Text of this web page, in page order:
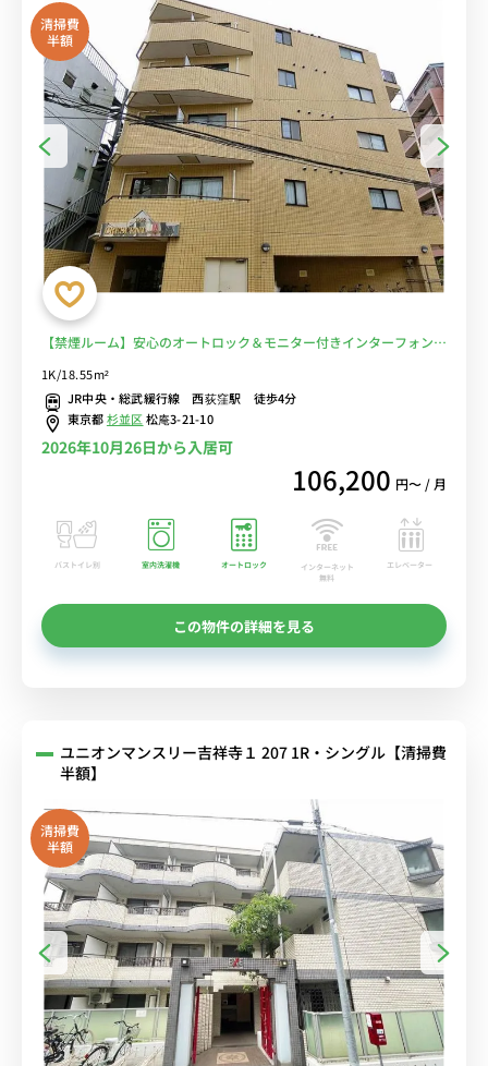
清掃費
半額
【禁煙ルーム】安心のオートロック＆モニター付きインターフォン完
べるWi-Fi格安レンタル中！
1K/18.55m²
JR中央・総武緩行線 西荻窪駅 徒歩4分
東京都杉並区松庵3-21-10
2026年10月26日から入居可
106,200 円〜 / 月
バストイレ別 室内洗濯機 オートロック
インターネット
無料
エレベーター
この物件の詳細を見る
ユニオンマンスリー吉祥寺１ 207 1R・シングル【清掃費
半額】
清掃費
半額